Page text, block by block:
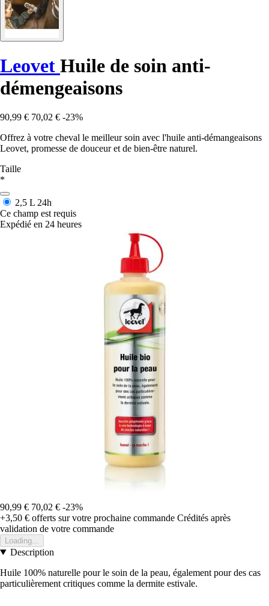
Leovet Huile de soin anti-
démengeaisons
90,99 € 70,02 € -23%
Offrez à votre cheval le meilleur soin avec l'huile anti-démangeaisons
Leovet, promesse de douceur et de bien-être naturel.
Taille
*
2,5 L 24h
Ce champ est requis
Expédié en 24 heures
90,99 € 70,02 € -23%
+3,50 € offerts sur votre prochaine commande Crédités après
validation de votre commande
Loading...
Description
Huile 100% naturelle pour le soin de la peau, également pour des cas
particulièrement critiques comme la dermite estivale.